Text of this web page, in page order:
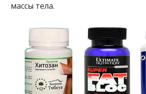
массы тела.